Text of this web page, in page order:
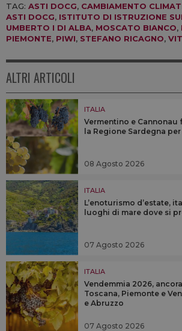
TAG: ASTI DOCG, CAMBIAMENTO
ASTI DOCG, ISTITUTO DI ISTRUZIONE
UMBERTO I DI ALBA, MOSCATO BIANCO,
PIEMONTE, PIWI, STEFANO RICAGNO,
ALTRI ARTICOLI
ITALIA
Vermentino e Cannonau
la Regione Sardegna
08 Agosto 2026
ITALIA
L’enoturismo d’estate,
luoghi di mare dove si
07 Agosto 2026
ITALIA
Vendemmia 2026,
Toscana, Piemonte e
e Abruzzo
07 Agosto 2026